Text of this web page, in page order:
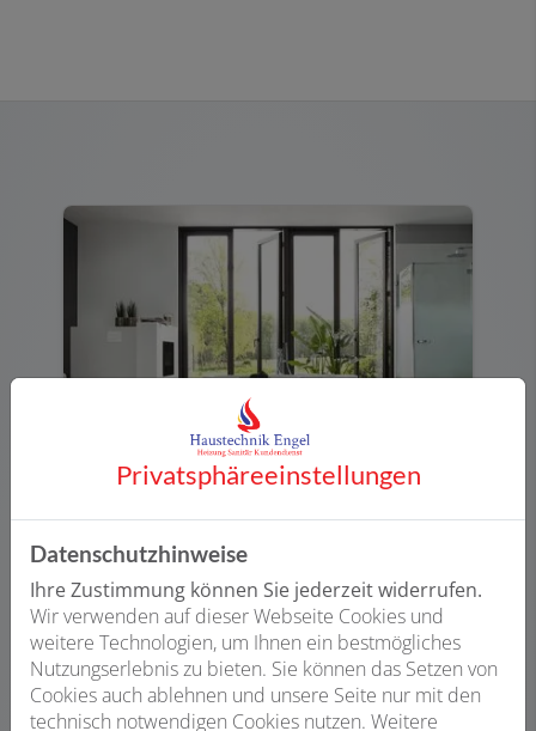
Badinspiration und Musterbäder
Engel können Sie sich ein Bild davon
machen, wie Ihr neues Bad je nach
Größe, Anspruch und Preis aussehen
könnte.
Jetzt Planen
Privatsphäre­einstellungen
Datenschutzhinweise
Ihre Zustimmung können Sie jederzeit widerrufen.
Wir verwenden auf dieser Webseite Cookies und
weitere Technologien, um Ihnen ein bestmögliches
Nutzungserlebnis zu bieten. Sie können das Setzen von
Cookies auch ablehnen und unsere Seite nur mit den
technisch notwendigen Cookies nutzen. Weitere